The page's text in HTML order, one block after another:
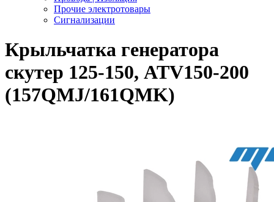
Прочие электротовары
Сигнализации
Крыльчатка генератора
скутер 125-150, ATV150-200
(157QMJ/161QMK)